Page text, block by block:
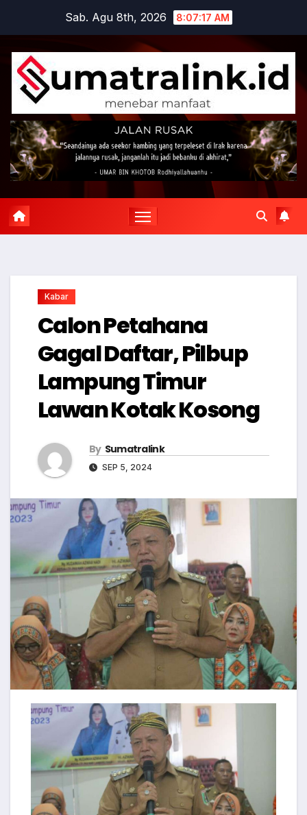
content
Sab. Agu 8th, 2026 8:07:18 AM
Kabar
Calon Petahana
Gagal Daftar, Pilbup
Lampung Timur
Lawan Kotak Kosong
By Sumatralink
SEP 5, 2024